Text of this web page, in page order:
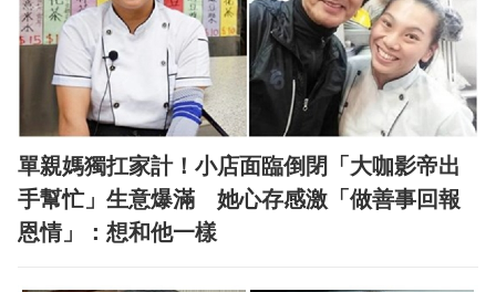
單親媽獨扛家計！小店面臨倒閉「大咖影帝出
手幫忙」生意爆滿 她心存感激「做善事回報
恩情」：想和他一樣